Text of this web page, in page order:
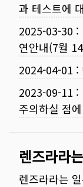
과 테스트에
2025-03-30 :
연안내(7월
2024-04-01 :
2023-09-11 :
주의하실 점
렌즈라라
렌즈라라는